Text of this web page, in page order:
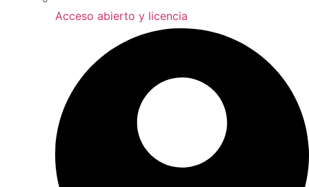
Acceso abierto y licencia